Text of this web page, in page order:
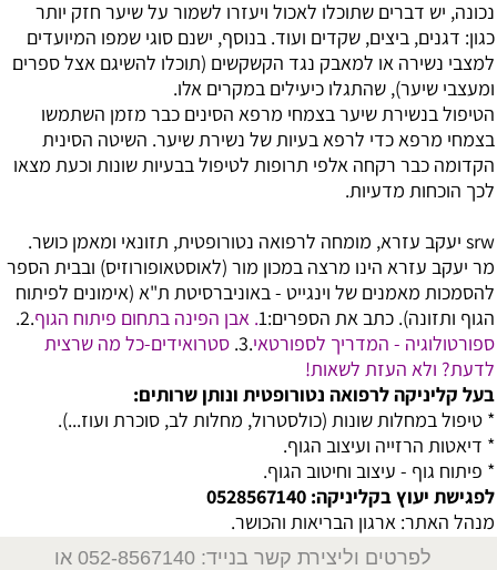
נכונה, יש דברים שתוכלו לאכול ויעזרו לשמור על שיער חזק יותר
כגון: דגנים, ביצים, שקדים ועוד. בנוסף, ישנם סוגי שמפו המיועדים
למצבי נשירה או למאבק נגד הקשקשים (תוכלו להשיגם אצל ספרים
ומעצבי שיער), שהתגלו כיעילים במקרים אלו.
הטיפול בנשירת שיער בצמחי מרפא הסינים כבר מזמן השתמשו
בצמחי מרפא כדי לרפא בעיות של נשירת שיער. השיטה הסינית
הקדומה כבר רקחה אלפי תרופות לטיפול בבעיות שונות וכעת מצאו
לכך הוכחות מדעיות.
srw יעקב עזרא, מומחה לרפואה נטורופטית, תזונאי ומאמן כושר.
מר יעקב עזרא הינו מרצה במכון מור (לאוסטאופורוזיס) ובבית הספר
להסמכות מאמנים של וינגייט - באוניברסיטת ת"א (אימונים לפיתוח
הגוף ותזונה). כתב את הספרים:1 . אבן הפינה בתחום פיתוח הגוף.2.
ספורטולוגיה - המדריך לספורטאי.3.
סטרואידים-כל מה שרצית
לדעת? ולא העזת לשאות!
בעל קליניקה לרפואה נטורופטית ונותן שרותים:
* טיפול במחלות שונות (כולסטרול, מחלות לב, סוכרת ועוז...).
* דיאטות הרזייה ועיצוב הגוף.
* פיתוח גוף - עיצוב וחיטוב הגוף.
לפגישת יעוץ בקליניקה: 0528567140
מנהל האתר: ארגון הבריאות והכושר.
לפרטים וליצירת קשר בנייד: 052-8567140
או